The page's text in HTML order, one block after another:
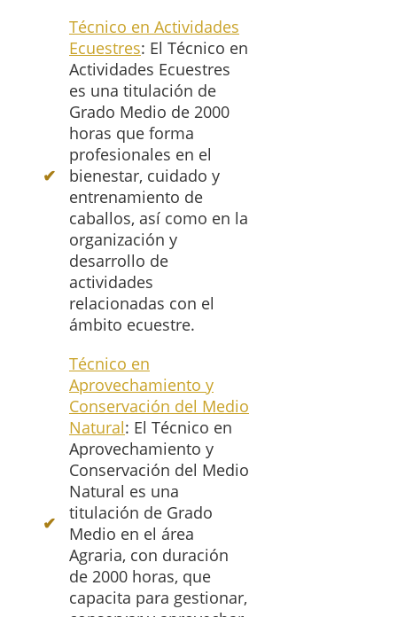
Técnico en Actividades
Ecuestres: El Técnico en
Actividades Ecuestres
es una titulación de
Grado Medio de 2000
horas que forma
profesionales en el
bienestar, cuidado y
entrenamiento de
caballos, así como en la
organización y
desarrollo de
actividades
relacionadas con el
ámbito ecuestre.
Técnico en
Aprovechamiento y
Conservación del Medio
Natural: El Técnico en
Aprovechamiento y
Conservación del Medio
Natural es una
titulación de Grado
Medio en el área
Agraria, con duración
de 2000 horas, que
capacita para gestionar,